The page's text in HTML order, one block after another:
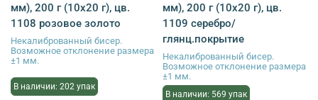
мм), 200 г (10х20 г), цв.
1108 розовое золото
Некалиброванный бисер.
Возможное отклонение размера
±1 мм.
В наличии: 202 упак
мм), 200 г (10х20 г), цв.
1109 серебро/
глянц.покрытие
Некалиброванный бисер.
Возможное отклонение размера
±1 мм.
В наличии: 569 упак